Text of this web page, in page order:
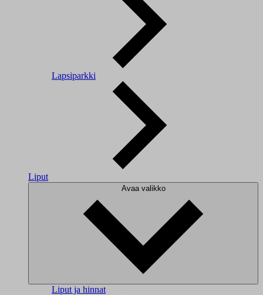
Lapsiparkki
Liput
Avaa valikko
Liput ja hinnat